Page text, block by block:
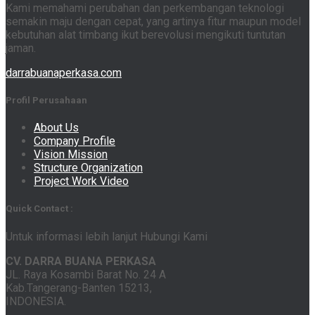
Kami memahami perubahan dan perkembangan teknologi
semakin maju dengan cepat, yang artinya fitur maupun model
kebutuhan alat timbang ikut berevolusi mengikuti tuntutan
jaman.
darrabuanaperkasa.com
Profil Perusahaan
About Us
Company Profile
Vision Mission
Structure Organization
Project Work Video
Quick Contact :
Untuk informasi lebih lanjut Hubungi Kami
CV. DARRA BUANA PERKASA
JL. Raya Kosambi Barat No. 24 A
Kab.Tangerang-Banten 15213,
INDONESIA.